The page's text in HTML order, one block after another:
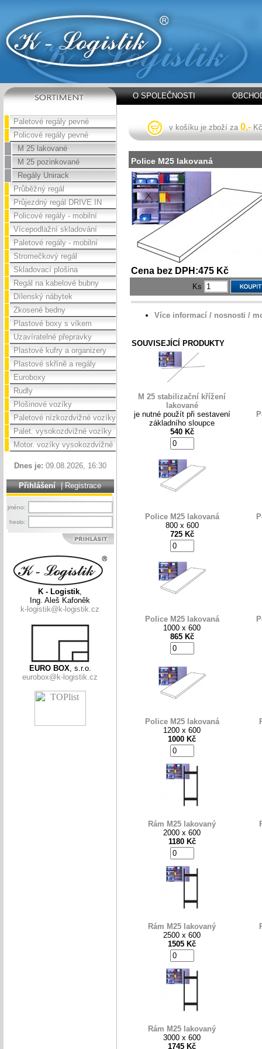
O SPOLEČNOSTI
Paletové regály pevné
Policové regály pevné
M 25 lakované
M 25 pozinkované
Regály Unirack
Průběžný regál
Průjezdný regál DRIVE IN
Policové regály - mobilní
Vícepodlažní skladování
Paletové regály - mobilní
Stromečkový regál
Skladovací plošina
Regál na kabelové bubny
Dílenský nábytek
Zkosené bedny
Plastové boxy s víkem
Uzavíratelné přepravky
Plastové kufry a organizery
Plastové skříně a regály
Euroboxy
Rudly
Plošinové vozíky
Paletové nízkozdvižné vozíky
Palet. vysokozdvižné vozíky
Motor. vozíky vysokozdvižné
Dnes je: 09.08.2026, 16:30
Přihlášení |Registrace
jméno:
heslo:
K - Logistik,
Ing. Aleš Kafoněk
k-logistik@k-logistik.cz
EURO BOX, s.r.o.
eurobox@k-logistik.cz
v košíku je zboží za 0,- Kč
Police M25 lakovaná
Cena bez DPH:475 Kč
Ks
Více informací / nosnosti /
SOUVISEJÍCÍ PRODUKTY
M 25 stabilizační křížení
lakované
je nutné použít při sestavení
základního sloupce
540 Kč
Police M25 lakovaná
800 x 600
725 Kč
Police M25 lakovaná
1000 x 600
865 Kč
Police M25 lakovaná
1200 x 600
1000 Kč
Rám M25 lakovaný
2000 x 600
1180 Kč
Rám M25 lakovaný
2500 x 600
1505 Kč
Rám M25 lakovaný
3000 x 600
1745 Kč